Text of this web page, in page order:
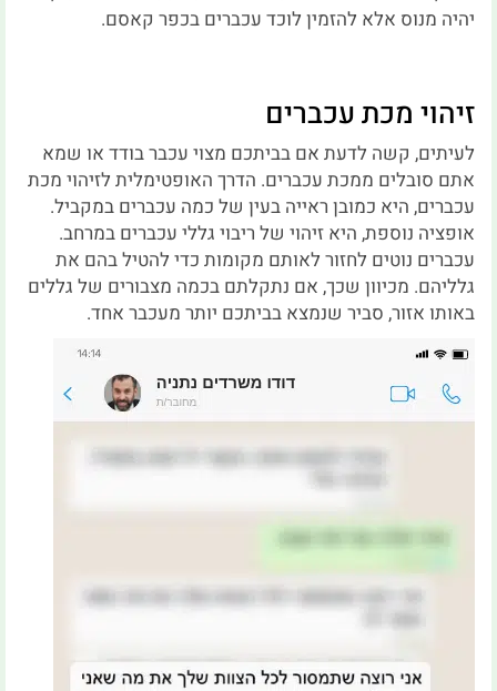
יהיה מנוס אלא להזמין לוכד עכברים בכפר קאסם.
זיהוי מכת עכברים
לעיתים, קשה לדעת אם בביתכם מצוי עכבר בודד או שמא
אתם סובלים ממכת עכברים. הדרך האופטימלית לזיהוי מכת
עכברים, היא כמובן ראייה בעין של כמה עכברים במקביל.
אופציה נוספת, היא זיהוי של ריבוי גללי עכברים במרחב.
עכברים נוטים לחזור לאותם מקומות כדי להטיל בהם את
גלליהם. מכיוון שכך, אם נתקלתם בכמה מצבורים של גללים
באותו אזור, סביר שנמצא בביתכם יותר מעכבר אחד.